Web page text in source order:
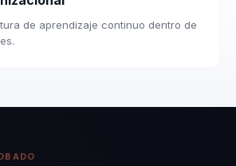
de aprendizaje continuo dentro de